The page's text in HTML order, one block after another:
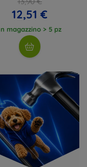
12,51 €
magazzino > 5 pz